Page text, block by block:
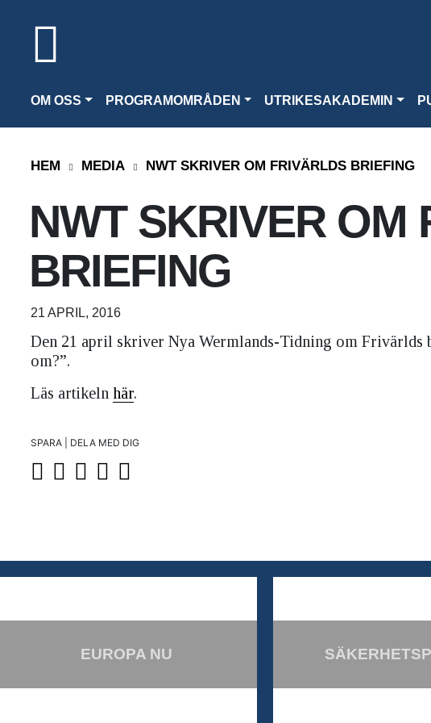
OM OSS PROGRAMOMRÅDEN UTRIKESAKADEMIN
HEM MEDIA NWT SKRIVER OM FRIVÄRLDS BRIEFING
NWT SKRIVER OM
BRIEFING
21 APRIL, 2016
Den 21 april skriver Nya Wermlands-Tidning om Frivärlds
om?”.
Läs artikeln här.
SPARA | DELA MED DIG
EUROPA NU